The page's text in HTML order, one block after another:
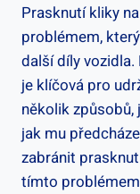
Prasknutí kliky⁤
‍problémem,
další‍ díly​ vozidla.
je klíčová pro
několik
jak‍ mu
zabránit⁣
tímto